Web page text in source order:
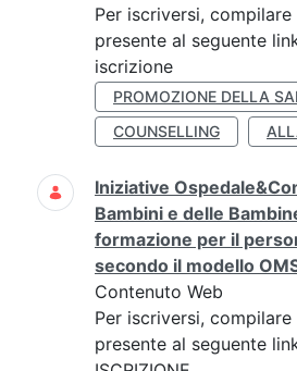
Per iscriversi,
presente al seguente
iscrizione
PROMOZIONE DELLA
COUNSELLING
Iniziative
Bambini e delle
formazione per il
secondo il modello
Contenuto Web
Per iscriversi,
presente al seguente